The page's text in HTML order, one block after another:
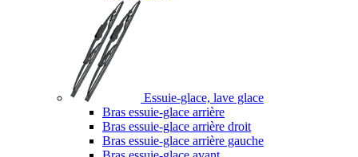
Essuie-glace, lave glace
Bras essuie-glace arrière
Bras essuie-glace arrière droit
Bras essuie-glace arrière gauche